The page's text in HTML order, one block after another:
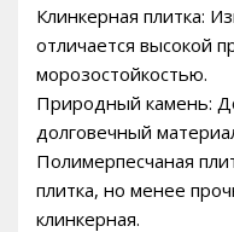
Клинкерная плитка:
отличается высокой
морозостойкостью.
Природный камень:
долговечный
Полимерпесчаная
плитка, но менее
клинкерная.